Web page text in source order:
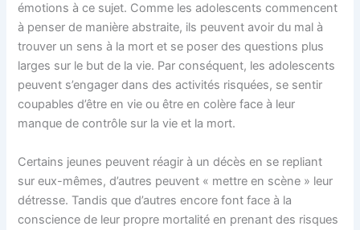
émotions à ce sujet. Comme les adolescents commencent
à penser de manière abstraite, ils peuvent avoir du mal à
trouver un sens à la mort et se poser des questions plus
larges sur le but de la vie. Par conséquent, les adolescents
peuvent s’engager dans des activités risquées, se sentir
coupables d’être en vie ou être en colère face à leur
manque de contrôle sur la vie et la mort.
Certains jeunes peuvent réagir à un décès en se repliant
sur eux-mêmes, d’autres peuvent « mettre en scène » leur
détresse. Tandis que d’autres encore font face à la
conscience de leur propre mortalité en prenant des risques